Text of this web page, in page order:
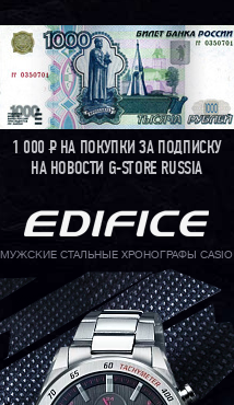
1 000РНА ПОКУПКИ ЗА ПОДПИСКУ
НА НОВОСТИ G-STORE RUSSIA
МУЖСКИЕ СТАЛЬНЫЕ ХРОНОГРАФЫ CASIO